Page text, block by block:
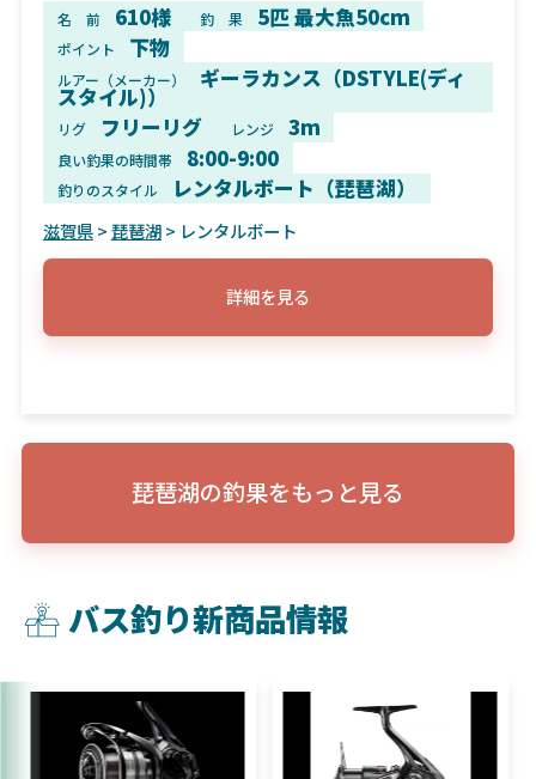
名 前 610様 釣 果 5匹 最大魚50cm
ポイント 下物
ルアー（メーカー） ギーラカンス（DSTYLE(ディ
スタイル)）
リグ フリーリグ レンジ 3m
良い釣果の時間帯 8:00-9:00
釣りのスタイル レンタルボート（琵琶湖）
滋賀県>琵琶湖> レンタルボート
詳細を見る
琵琶湖の釣果をもっと見る
バス釣り新商品情報